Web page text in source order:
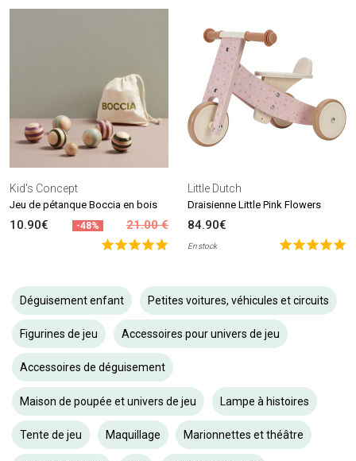
Kid's Concept
Jeu de pétanque Boccia en bois
10.90€ -48% 21.00 €
Little Dutch
Draisienne Little Pink Flowers
84.90€
En stock
Déguisement enfant Petites voitures, véhicules et circuits
Figurines de jeu Accessoires pour univers de jeu
Accessoires de déguisement
Maison de poupée et univers de jeu Lampe à histoires
Tente de jeu Maquillage Marionnettes et théâtre